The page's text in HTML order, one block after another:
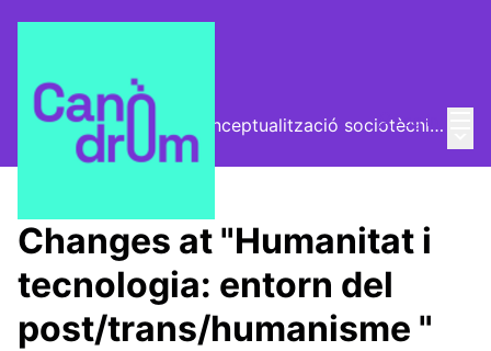
Log inEl Vector (vector de conceptualització sociotècnica)
Trobades
Changes at "Humanitat i
tecnologia: entorn del
post/trans/humanisme "